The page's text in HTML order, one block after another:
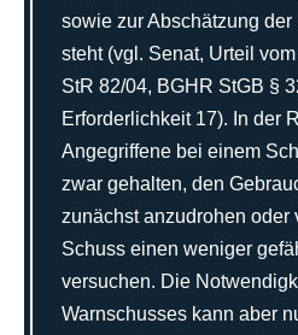
sowie zur Abschätzung der
steht (vgl. Senat, Urteil
StR 82/04, BGHR StGB §
Erforderlichkeit 17). In der
Angegriffene bei einem
zwar gehalten, den
zunächst anzudrohen oder
Schuss einen weniger
versuchen. Die
Warnschusses kann aber